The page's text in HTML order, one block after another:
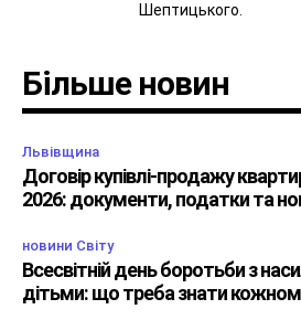
Шептицького.
Більше новин
Львівщина
Договір купівлі-продажу
2026: документи, податки та
новини Світу
Всесвітній день боротьби з
дітьми: що треба знати